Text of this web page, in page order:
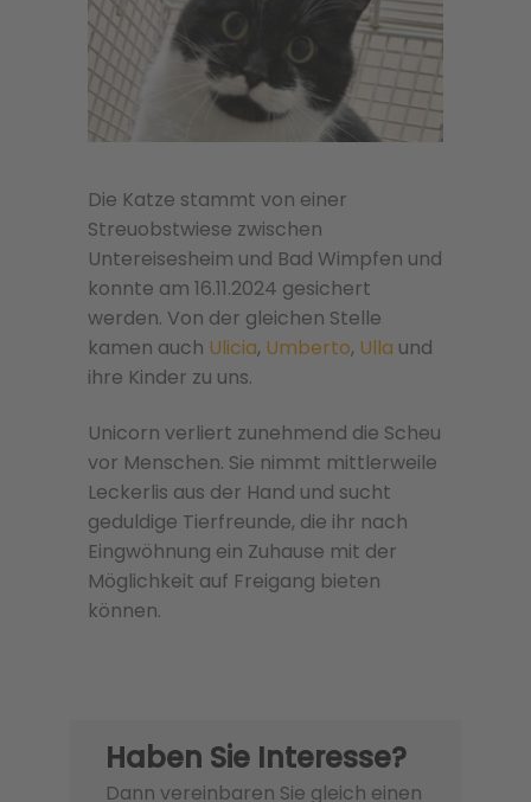
Die Katze stammt von einer
Streuobstwiese zwischen
Untereisesheim und Bad Wimpfen und
konnte am 16.11.2024 gesichert
werden. Von der gleichen Stelle
kamen auch Ulicia, Umberto, Ulla und
ihre Kinder zu uns.
Unicorn verliert zunehmend die Scheu
vor Menschen. Sie nimmt mittlerweile
Leckerlis aus der Hand und sucht
geduldige Tierfreunde, die ihr nach
Eingwöhnung ein Zuhause mit der
Möglichkeit auf Freigang bieten
können.
Haben Sie Interesse?
Dann vereinbaren Sie gleich einen